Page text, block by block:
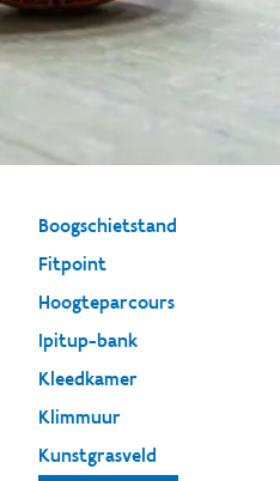
Boogschietstand
Fitpoint
Hoogteparcours
Ipitup-bank
Kleedkamer
Klimmuur
Kunstgrasveld